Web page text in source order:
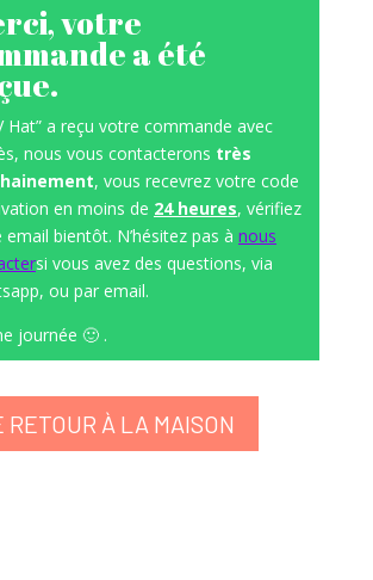
votre
a été
Hat” a reçu votre commande avec
nous vous contacterons très
, vous recevrez votre code
en moins de 24 heures, vérifiez
email bientôt. N’hésitez pas à nous
si vous avez des questions, via
ou par email.
journée 🙂 .
RETOUR À LA MAISON